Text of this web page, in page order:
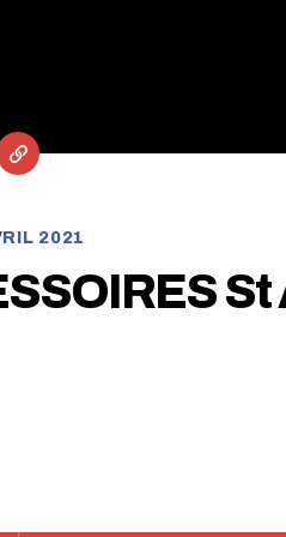
2021